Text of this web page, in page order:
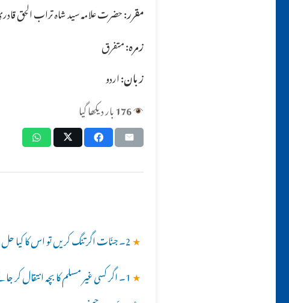
مقرر:حضرت علامہ سید شاہ تراب الحق
زمرہ:متفرق
زبان:اردو
176بار دیکھا گیا
★2۔ جنّات اگر تنگ کریں تو اس کا کیا حل ہے؟؟
★ 1۔ اگر کسی غیر مسلم کا بچہ انتقال